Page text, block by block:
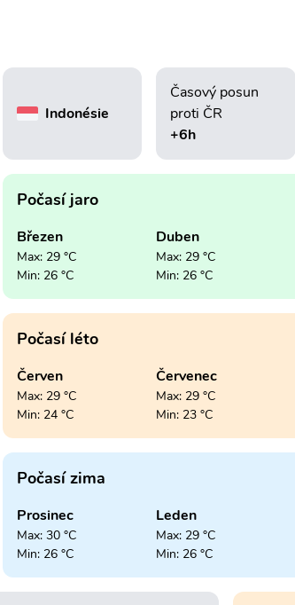
Indonésie
Časový posun
proti ČR
+6h
Počasí jaro
Březen
Max: 29 °C
Min: 26 °C
Duben
Max: 29 °C
Min: 26 °C
Počasí léto
Červen
Max: 29 °C
Min: 24 °C
Červenec
Max: 29 °C
Min: 23 °C
Počasí zima
Prosinec
Max: 30 °C
Min: 26 °C
Leden
Max: 29 °C
Min: 26 °C